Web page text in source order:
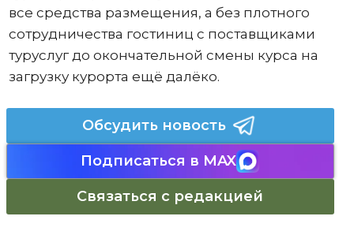
все средства размещения, а без плотного
сотрудничества гостиниц с поставщиками
туруслуг до окончательной смены курса на
загрузку курорта ещё далёко.
Обсудить новость
Подписаться в MAX
Связаться с редакцией